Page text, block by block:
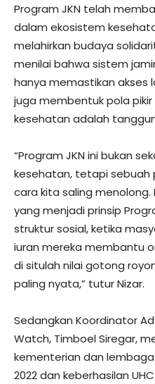
Program JKN telah
dalam ekosistem
melahirkan budaya
menilai bahwa sistem
hanya memastikan akses
juga membentuk pola
kesehatan adalah
“Program JKN ini bukan
kesehatan, tetapi sebuah
cara kita saling
yang menjadi prinsip
struktur sosial, ketika
iuran mereka membantu
di situlah nilai gotong
paling nyata,” tutur Nizar.
Sedangkan Koordinator
Watch, Timboel Siregar,
kementerian dan lembaga
2022 dan keberhasilan